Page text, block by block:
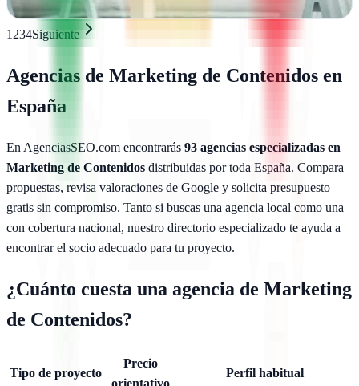
Ver ficha completa
1 234Siguiente
Agencias de Marketing de Contenidos en
España
En AgenciasSEO.com encontrarás 93 agencias especializadas en
Marketing de Contenidos distribuidas por toda España. Compara
propuestas, revisa valoraciones de Google y solicita presupuesto
gratis sin compromiso. Tanto si buscas una agencia local como una
con cobertura nacional, nuestro directorio especializado te ayuda a
encontrar el socio adecuado para tu proyecto.
¿Cuánto cuesta una agencia de Marketing
de Contenidos?
Tipo de proyecto
Precio
orientativo
Perfil habitual